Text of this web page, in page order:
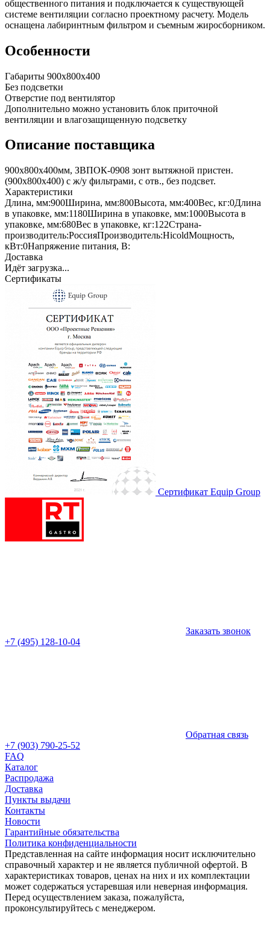
общественного питания и подключается к существующей
системе вентиляции согласно проектному расчету. Модель
оснащена лабиринтным фильтром и съемным жиросборником.
Особенности
Габариты 900х800х400
Без подсветки
Отверстие под вентилятор
Дополнительно можно установить блок приточной
вентиляции и влагозащищенную подсветку
Описание поставщика
900х800х400мм, ЗВПОК-0908 зонт вытяжной пристен.
(900х800х400) с ж/у фильтрами, с отв., без подсвет.
Характеристики
Длина, мм:900Ширина, мм:800Высота, мм:400Вес, кг:0Длина
в упаковке, мм:1180Ширина в упаковке, мм:1000Высота в
упаковке, мм:680Вес в упаковке, кг:122Страна-
производитель:РоссияПроизводитель:HicoldМощность,
кВт:0Напряжение питания, В:
Доставка
Идёт загрузка...
Сертификаты
Сертификат Equip Group
Заказать звонок
+7 (495) 128-10-04
Обратная связь
+7 (903) 790-25-52
FAQ
Каталог
Распродажа
Доставка
Пункты выдачи
Контакты
Новости
Гарантийные обязательства
Политика конфиденциальности
Представленная на сайте информация носит исключительно
справочный характер и не является публичной офертой. В
характеристиках товаров, ценах на них и их комплектации
может содержаться устаревшая или неверная информация.
Перед осуществлением заказа, пожалуйста,
проконсультируйтесь с менеджером.